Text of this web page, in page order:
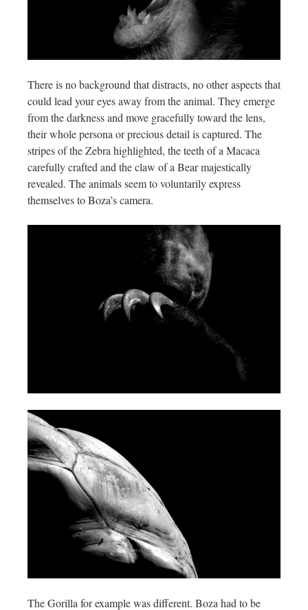
There is no background that distracts, no other aspects that
could lead your eyes away from the animal. They emerge
from the darkness and move gracefully toward the lens,
their whole persona or precious detail is captured. The
stripes of the Zebra highlighted, the teeth of a Macaca
carefully crafted and the claw of a Bear majestically
revealed. The animals seem to voluntarily express
themselves to Boza’s camera.
The Gorilla for example was different. Boza had to be